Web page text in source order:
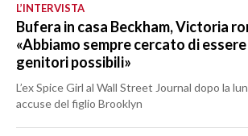
L’INTERVISTA
Bufera in casa Beckham, Victoria
«Abbiamo sempre cercato di
genitori possibili»
L’ex Spice Girl al Wall Street Journal dopo la
accuse del figlio Brooklyn